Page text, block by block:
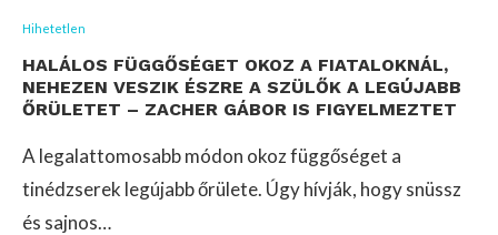
Hihetetlen
HALÁLOS FÜGGŐSÉGET OKOZ A FIATALOKNÁL,
NEHEZEN VESZIK ÉSZRE A SZÜLŐK A LEGÚJABB
ŐRÜLETET – ZACHER GÁBOR IS FIGYELMEZTET
A legalattomosabb módon okoz függőséget a
tinédzserek legújabb őrülete. Úgy hívják, hogy snüssz
és sajnos…